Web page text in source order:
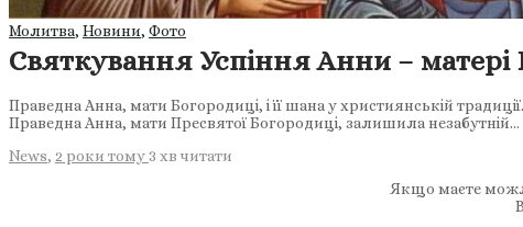
Молитва, Новини, Фото
Святкування Успіння Анни – матері
Праведна Анна, мати Богородиці, і її шана у християнській
Праведна Анна, мати Пресвятої Богородиці, залишила незабутній…
News, 2 роки тому3 хв читати
Якщо маєте